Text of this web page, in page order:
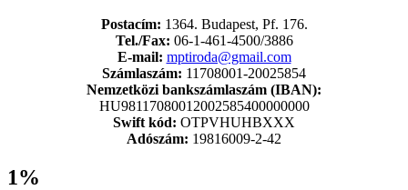
Postacím: 1364. Budapest, Pf. 176.
Tel./Fax: 06-1-461-4500/3886
E-mail: mptiroda@gmail.com
Számlaszám: 11708001-20025854
Nemzetközi bankszámlaszám (IBAN):
HU98117080012002585400000000
Swift kód: OTPVHUHBXXX
Adószám: 19816009-2-42
1%